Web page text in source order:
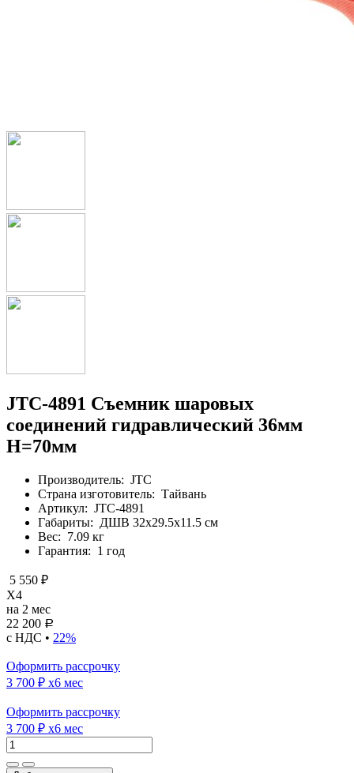
JTC-4891 Съемник шаровых
соединений гидравлический 36мм
H=70мм
Производитель: JTC
Страна изготовитель: Тайвань
Артикул: JTC-4891
Габариты: ДШВ 32х29.5х11.5 см
Вес: 7.09 кг
Гарантия: 1 год
5 550 ₽
X4
на 2 мес
22 200 Р
с НДС • 22%
Оформить рассрочку
3 700 ₽ x6 мес
Оформить рассрочку
3 700 ₽ x6 мес